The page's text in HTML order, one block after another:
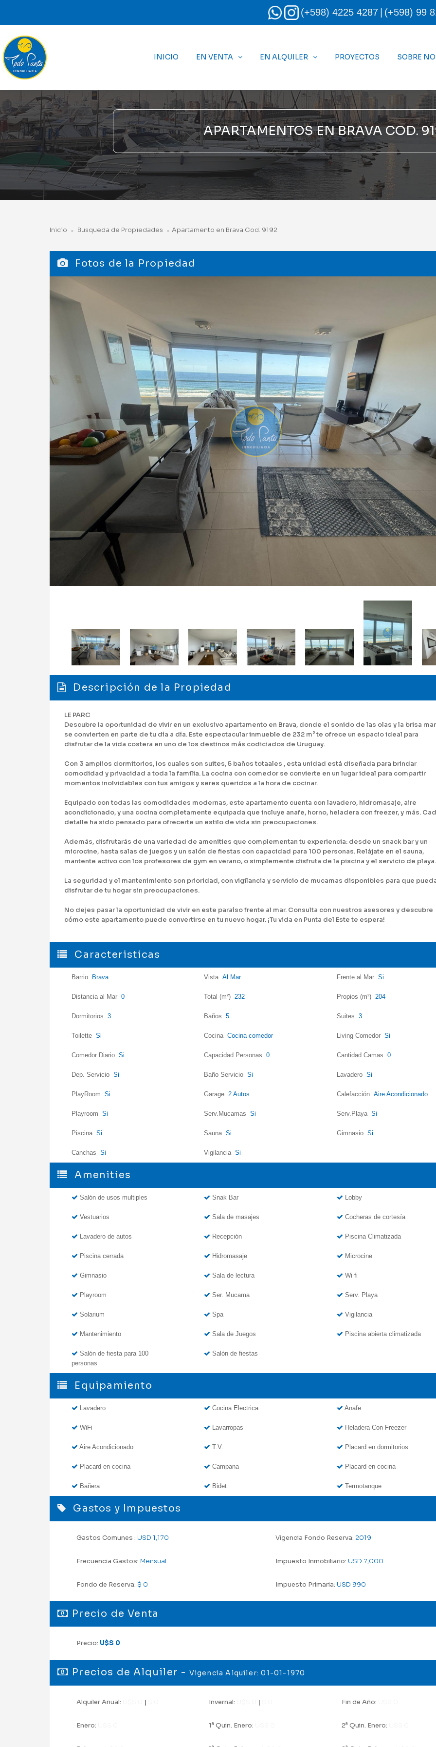
(+598) 4225 4287 (+598) 99
INICIO EN VENTA EN ALQUILER PROYECTOS SOBRE
APARTAMENTOS EN BRAVA COD.
Inicio Busqueda de Propiedades Apartamento en Brava Cod. 9192
Fotos de la Propiedad
Descripción de la Propiedad
LE PARC
Descubre la oportunidad de vivir en un exclusivo apartamento en Brava, donde el sonido de las olas y la brisa
se convierten en parte de tu día a día. Este espectacular inmueble de 232 m² te ofrece un espacio ideal para
disfrutar de la vida costera en uno de los destinos más codiciados de Uruguay.
Con 3 amplios dormitorios, los cuales son suites, 5 baños totaales , esta unidad está diseñada para brindar
comodidad y privacidad a toda la familia. La cocina con comedor se convierte en un lugar ideal para compartir
momentos inolvidables con tus amigos y seres queridos a la hora de cocinar.
Equipado con todas las comodidades modernas, este apartamento cuenta con lavadero, hidromasaje, aire
acondicionado, y una cocina completamente equipada que incluye anafe, horno, heladera con freezer, y más.
detalle ha sido pensado para ofrecerte un estilo de vida sin preocupaciones.
Además, disfrutarás de una variedad de amenities que complementan tu experiencia: desde un snack bar y un
microcine, hasta salas de juegos y un salón de fiestas con capacidad para 100 personas. Relájate en el sauna,
mantente activo con los profesores de gym en verano, o simplemente disfruta de la piscina y el servicio de playa.
La seguridad y el mantenimiento son prioridad, con vigilancia y servicio de mucamas disponibles para que
disfrutar de tu hogar sin preocupaciones.
No dejes pasar la oportunidad de vivir en este paraíso frente al mar. Consulta con nuestros asesores y descubre
cómo este apartamento puede convertirse en tu nuevo hogar. ¡Tu vida en Punta del Este te espera!
Caracteristicas
Barrio Brava Vista Al Mar Frente al Mar Si
Distancia al Mar 0 Total (m²) 232 Propios (m²) 204
Dormitorios 3 Baños 5 Suites 3
Toilette Si Cocina Cocina comedor Living Comedor Si
Comedor Diario Si Capacidad Personas 0 Cantidad Camas 0
Dep. Servicio Si Baño Servicio Si Lavadero Si
PlayRoom Si Garage 2 Autos Calefacción Aire Acondicionado
Playroom Si Serv.Mucamas Si Serv.Playa Si
Piscina Si Sauna Si Gimnasio Si
Canchas Si Vigilancia Si
Amenities
Salón de usos multiples Snak Bar Lobby
Vestuarios Sala de masajes Cocheras de cortesía
Lavadero de autos Recepción Piscina Climatizada
Piscina cerrada Hidromasaje Microcine
Gimnasio Sala de lectura Wi fi
Playroom Ser. Mucama Serv. Playa
Solarium Spa Vigilancia
Mantenimiento Sala de Juegos Piscina abierta climatizada
Salón de fiesta para 100
personas
Salón de fiestas
Equipamiento
Lavadero Cocina Electrica Anafe
WiFi Lavarropas Heladera Con Freezer
Aire Acondicionado T.V. Placard en dormitorios
Placard en cocina Campana Placard en cocina
Bañera Bidet Termotanque
Gastos y Impuestos
Gastos Comunes : USD 1,170
Frecuencia Gastos: Mensual
Fondo de Reserva: $ 0
Vigencia Fondo Reserva: 2019
Impuesto Inmobiliario: USD 7,000
Impuesto Primaria: USD 990
Precio de Venta
Precio: U$S 0
Precios de Alquiler - Vigencia Alquiler: 01-01-1970
Alquiler Anual: |
Enero:
Invernal: |
1a Quin. Enero:
Fin de Año:
2a Quin. Enero: